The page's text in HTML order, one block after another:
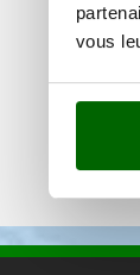
vous